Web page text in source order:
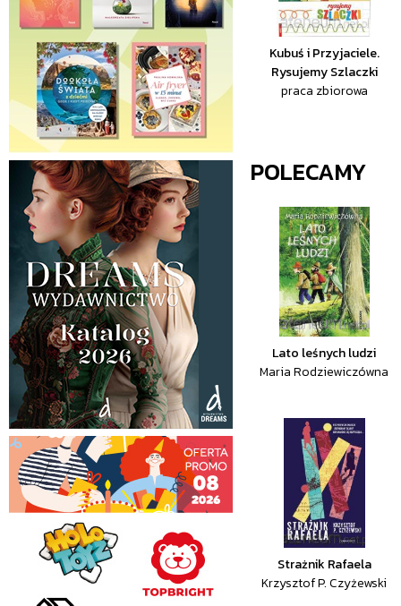
Kubuś i Przyjaciele.
Rysujemy Szlaczki
praca zbiorowa
POLECAMY
Lato leśnych ludzi
Maria Rodziewiczówna
Strażnik Rafaela
Krzysztof P. Czyżewski